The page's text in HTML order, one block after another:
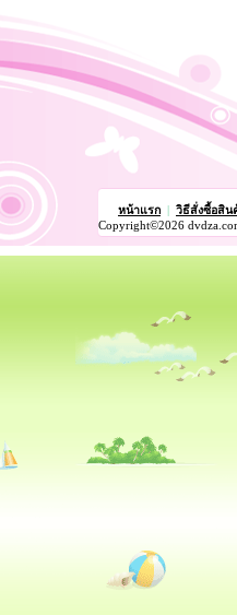
หน้าแรก
วิธีสั่งซื้อสิน
Copyright©2026